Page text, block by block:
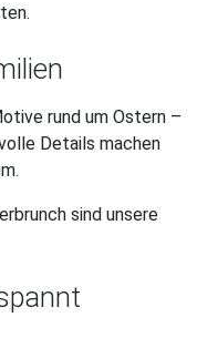
rund um Ostern –
Details machen
sind unsere